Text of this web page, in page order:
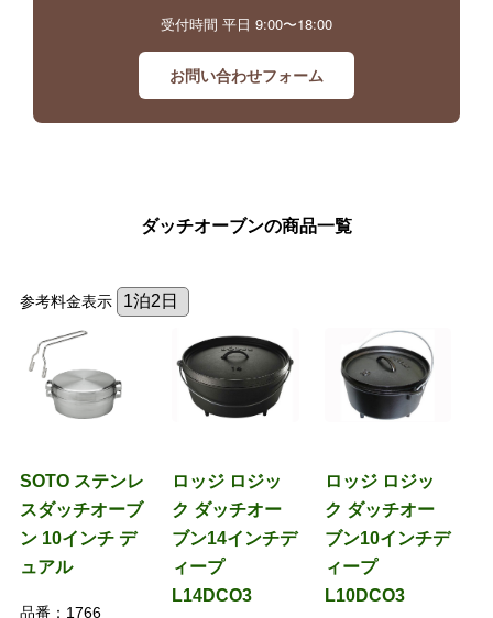
受付時間 平日 9:00〜18:00
お問い合わせフォーム
ダッチオーブンの商品一覧
参考料金表示
SOTO ステンレ
スダッチオーブ
ン 10インチ デ
ュアル
品番： 1766
ロッジ ロジッ
ク ダッチオー
ブン14インチデ
ィープ
L14DCO3
ロッジ ロジッ
ク ダッチオー
ブン10インチデ
ィープ
L10DCO3